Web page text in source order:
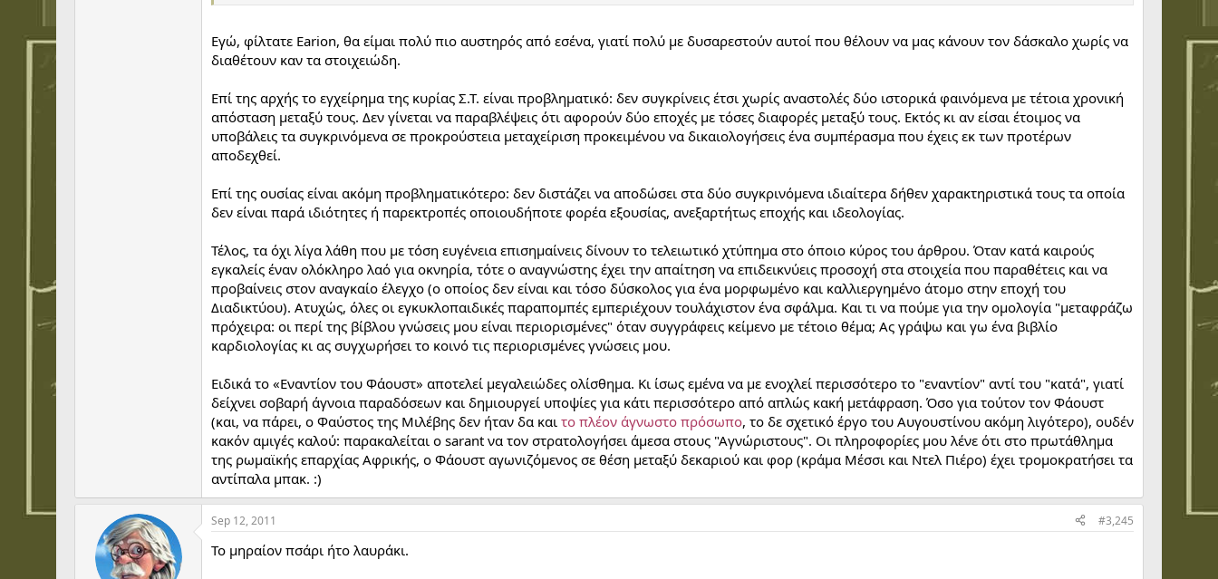
Το «Συμβούλιο του Βατικανού ΙΙ (1962-1965)» δεν είναι συμβούλιο, είναι η Δεύτερη Σύνοδοςτου Βατικανού(ήΒ΄ Βατικάνεια Σύνοδος). Και –«το Συμβούλιο του
Τρέντο, τον καιρό της Αντιμεταρρύθμισης», είναι κι αυτή εκκλησιαστική σύνοδος, που την αποκαλούμε στα ελληνικά Σύνοδο του Τριδέντου.
Αλλά το χειρότερο είναι να τσαλαβουτάει κανείς ανέτοιμος στα πατερικά κείμενα και να βγάζει τον άγιο Αυγουστίνο να συνομιλεί με τονΦάουστ !!! Όχι δεν
έγραψε ο άγιος διατριβή «Εναντίον του Φάουστ», διάλογο με τονΦαύστοέκανε, επίσκοπο των Μανιχαίων (που θα ήταν καλύτερο να τους αποκαλούμε «μαθητές
του Μάνη» παρά «του Μανιχαίου», αλλά δεν θα κολλήσουμε εκεί).
Να βρω εγώ τη δικαιολογία για λογαριασμό της Σ.Τ.; Εντάξει, μπορεί και αυτό το ολίσθημα (όπως και ένα δεύτερο, στο τέλος, για τον «Σλάβο» --αντί Σλάβοϊ-- Ζίζεκ)
:angry:
Εγώ, φίλτατε Earion, θα είμαι πολύ πιο αυστηρός από εσένα, γιατί πολύ με δυσαρεστούν αυτοί που θέλουν να μας κάνουν τον δάσκαλο χωρίς να
διαθέτουν καν τα στοιχειώδη.
Επί της αρχής το εγχείρημα της κυρίας Σ.Τ. είναι προβληματικό: δεν συγκρίνεις έτσι χωρίς αναστολές δύο ιστορικά φαινόμενα με τέτοια χρονική
απόσταση μεταξύ τους. Δεν γίνεται να παραβλέψεις ότι αφορούν δύο εποχές με τόσες διαφορές μεταξύ τους. Εκτός κι αν είσαι έτοιμος να
υποβάλεις τα συγκρινόμενα σε προκρούστεια μεταχείριση προκειμένου να δικαιολογήσεις ένα συμπέρασμα που έχεις εκ των προτέρων
αποδεχθεί.
Επί της ουσίας είναι ακόμη προβληματικότερο: δεν διστάζει να αποδώσει στα δύο συγκρινόμενα ιδιαίτερα δήθεν χαρακτηριστικά τους τα οποία
δεν είναι παρά ιδιότητες ή παρεκτροπές οποιουδήποτε φορέα εξουσίας, ανεξαρτήτως εποχής και ιδεολογίας.
Τέλος, τα όχι λίγα λάθη που με τόση ευγένεια επισημαίνεις δίνουν το τελειωτικό χτύπημα στο όποιο κύρος του άρθρου. Όταν κατά καιρούς
εγκαλείς έναν ολόκληρο λαό για οκνηρία, τότε ο αναγνώστης έχει την απαίτηση να επιδεικνύεις προσοχή στα στοιχεία που παραθέτεις και να
προβαίνεις στον αναγκαίο έλεγχο (ο οποίος δεν είναι και τόσο δύσκολος για ένα μορφωμένο και καλλιεργημένο άτομο στην εποχή του
Διαδικτύου). Ατυχώς, όλες οι εγκυκλοπαιδικές παραπομπές εμπεριέχουν τουλάχιστον ένα σφάλμα. Και τι να πούμε για την ομολογία "μεταφράζω
πρόχειρα: οι περί της βίβλου γνώσεις μου είναι περιορισμένες" όταν συγγράφεις κείμενο με τέτοιο θέμα; Ας γράψω και γω ένα βιβλίο
καρδιολογίας κι ας συγχωρήσει το κοινό τις περιορισμένες γνώσεις μου.
Ειδικά το «Εναντίον του Φάουστ» αποτελεί μεγαλειώδες ολίσθημα. Κι ίσως εμένα να με ενοχλεί περισσότερο το "εναντίον" αντί του "κατά", γιατί
δείχνει σοβαρή άγνοια παραδόσεων και δημιουργεί υποψίες για κάτι περισσότερο από απλώς κακή μετάφραση. Όσο για τούτον τον Φάουστ
(και, να πάρει, ο Φαύστος της Μιλέβης δεν ήταν δα και το πλέον άγνωστο πρόσωπο, το δε σχετικό έργο του Αυγουστίνου ακόμη λιγότερο), ουδέν
κακόν αμιγές καλού: παρακαλείται ο sarant να τον στρατολογήσει άμεσα στους "Αγνώριστους". Οι πληροφορίες μου λένε ότι στο πρωτάθλημα
της ρωμαϊκής επαρχίας Αφρικής, ο Φάουστ αγωνιζόμενος σε θέση μεταξύ δεκαριού και φορ (κράμα Μέσσι και Ντελ Πιέρο) έχει τρομοκρατήσει τα
αντίπαλα μπακ. :)
Sep 12, 2011 #3,245
Το μηραίον πσάρι ήτο λαυράκι.